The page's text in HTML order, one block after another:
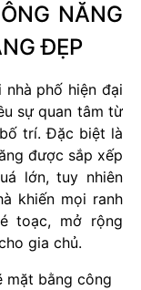
NĂNG
ĐẸP
phố hiện đại
sự quan tâm từ
trí. Đặc biệt là
được sắp xếp
lớn, tuy nhiên
khiến mọi ranh
toạc, mở rộng
gia chủ.
mặt bằng công